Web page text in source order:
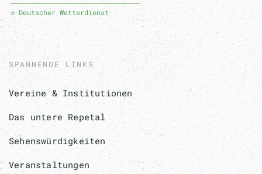
© Deutscher Wetterdienst
SPANNENDE LINKS
Vereine & Institutionen
Das untere Repetal
Sehenswürdigkeiten
Veranstaltungen